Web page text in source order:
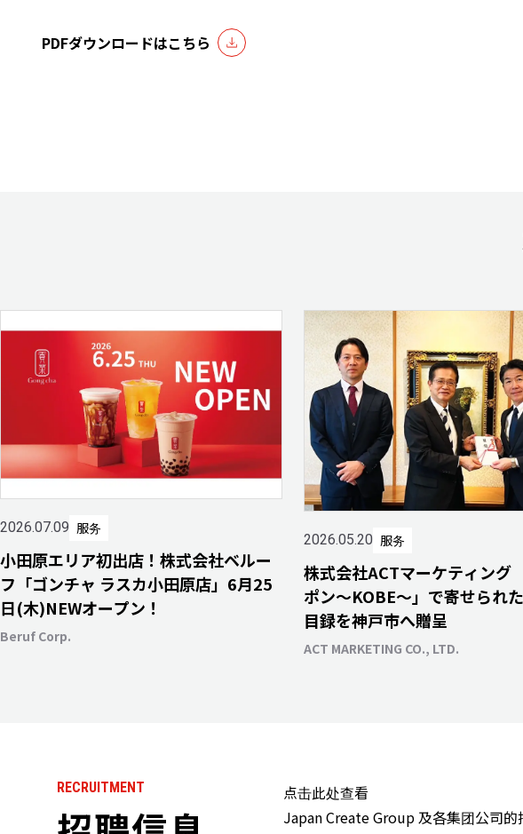
PDFダウンロードはこちら
2026.07.09 服务
小田原エリア初出店！株式会社ベルー
フ「ゴンチャ ラスカ小田原店」6月25
日(木)NEWオープン！
Beruf Corp.
2026.05.20 服务
株式会社ACTマーケティン
ポン～KOBE～」で寄せられ
目録を神戸市へ贈呈
ACT MARKETING CO., LTD.
RECRUITMENT
点击此处查看
Japan Create Group 及各集团公司的